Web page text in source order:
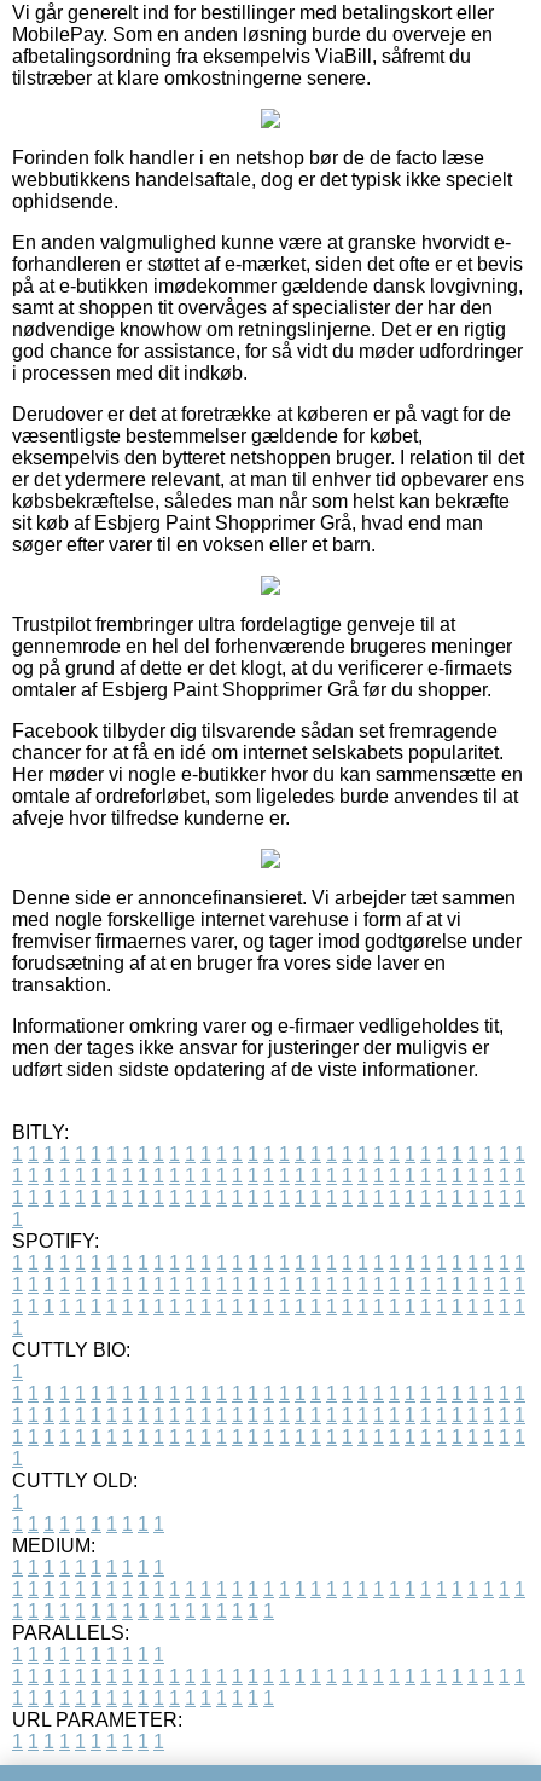
Vi går generelt ind for bestillinger med betalingskort eller
MobilePay. Som en anden løsning burde du overveje en
afbetalingsordning fra eksempelvis ViaBill, såfremt du
tilstræber at klare omkostningerne senere.
Forinden folk handler i en netshop bør de de facto læse
webbutikkens handelsaftale, dog er det typisk ikke specielt
ophidsende.
En anden valgmulighed kunne være at granske hvorvidt e-
forhandleren er støttet af e-mærket, siden det ofte er et bevis
på at e-butikken imødekommer gældende dansk lovgivning,
samt at shoppen tit overvåges af specialister der har den
nødvendige knowhow om retningslinjerne. Det er en rigtig
god chance for assistance, for så vidt du møder udfordringer
i processen med dit indkøb.
Derudover er det at foretrække at køberen er på vagt for de
væsentligste bestemmelser gældende for købet,
eksempelvis den bytteret netshoppen bruger. I relation til det
er det ydermere relevant, at man til enhver tid opbevarer ens
købsbekræftelse, således man når som helst kan bekræfte
sit køb af Esbjerg Paint Shopprimer Grå, hvad end man
søger efter varer til en voksen eller et barn.
Trustpilot frembringer ultra fordelagtige genveje til at
gennemrode en hel del forhenværende brugeres meninger
og på grund af dette er det klogt, at du verificerer e-firmaets
omtaler af Esbjerg Paint Shopprimer Grå før du shopper.
Facebook tilbyder dig tilsvarende sådan set fremragende
chancer for at få en idé om internet selskabets popularitet.
Her møder vi nogle e-butikker hvor du kan sammensætte en
omtale af ordreforløbet, som ligeledes burde anvendes til at
afveje hvor tilfredse kunderne er.
Denne side er annoncefinansieret. Vi arbejder tæt sammen
med nogle forskellige internet varehuse i form af at vi
fremviser firmaernes varer, og tager imod godtgørelse under
forudsætning af at en bruger fra vores side laver en
transaktion.
Informationer omkring varer og e-firmaer vedligeholdes tit,
men der tages ikke ansvar for justeringer der muligvis er
udført siden sidste opdatering af de viste informationer.
BITLY:
1 1 1 1 1 1 1 1 1 1 1 1 1 1 1 1 1 1 1 1 1 1 1 1 1 1 1 1 1 1 1 1 1
1 1 1 1 1 1 1 1 1 1 1 1 1 1 1 1 1 1 1 1 1 1 1 1 1 1 1 1 1 1 1 1 1
1 1 1 1 1 1 1 1 1 1 1 1 1 1 1 1 1 1 1 1 1 1 1 1 1 1 1 1 1 1 1 1 1
1
SPOTIFY:
1 1 1 1 1 1 1 1 1 1 1 1 1 1 1 1 1 1 1 1 1 1 1 1 1 1 1 1 1 1 1 1 1
1 1 1 1 1 1 1 1 1 1 1 1 1 1 1 1 1 1 1 1 1 1 1 1 1 1 1 1 1 1 1 1 1
1 1 1 1 1 1 1 1 1 1 1 1 1 1 1 1 1 1 1 1 1 1 1 1 1 1 1 1 1 1 1 1 1
1
CUTTLY BIO:
1
1 1 1 1 1 1 1 1 1 1 1 1 1 1 1 1 1 1 1 1 1 1 1 1 1 1 1 1 1 1 1 1 1
1 1 1 1 1 1 1 1 1 1 1 1 1 1 1 1 1 1 1 1 1 1 1 1 1 1 1 1 1 1 1 1 1
1 1 1 1 1 1 1 1 1 1 1 1 1 1 1 1 1 1 1 1 1 1 1 1 1 1 1 1 1 1 1 1 1
1
CUTTLY OLD:
1
1 1 1 1 1 1 1 1 1 1
MEDIUM:
1 1 1 1 1 1 1 1 1 1
1 1 1 1 1 1 1 1 1 1 1 1 1 1 1 1 1 1 1 1 1 1 1 1 1 1 1 1 1 1 1 1 1
1 1 1 1 1 1 1 1 1 1 1 1 1 1 1 1 1
PARALLELS:
1 1 1 1 1 1 1 1 1 1
1 1 1 1 1 1 1 1 1 1 1 1 1 1 1 1 1 1 1 1 1 1 1 1 1 1 1 1 1 1 1 1 1
1 1 1 1 1 1 1 1 1 1 1 1 1 1 1 1 1
URL PARAMETER:
1 1 1 1 1 1 1 1 1 1